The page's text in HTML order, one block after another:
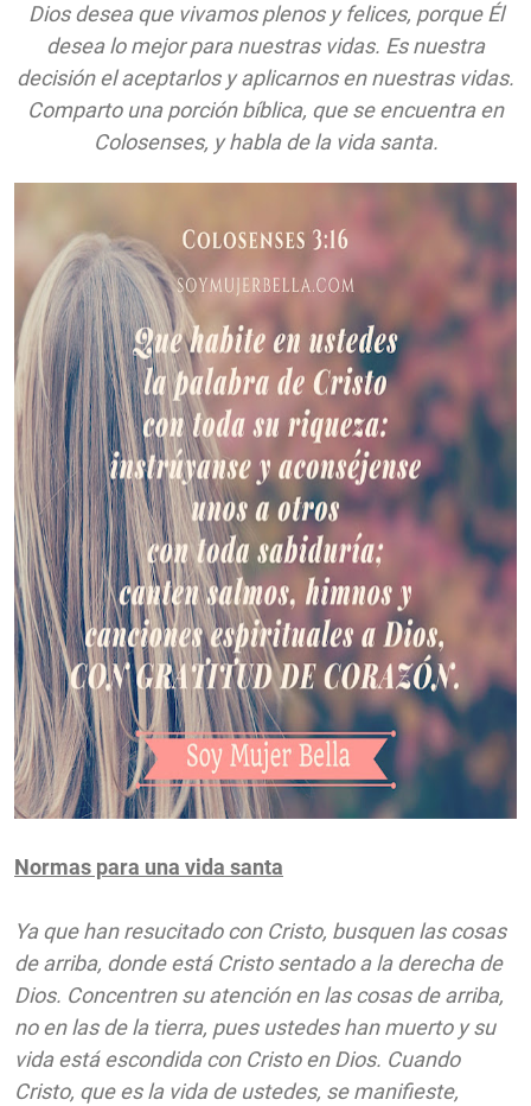
Dios desea que vivamos plenos y felices, porque Él
desea lo mejor para nuestras vidas. Es nuestra
decisión el aceptarlos y aplicarnos en nuestras vidas.
Comparto una porción bíblica, que se encuentra en
Colosenses, y habla de la vida santa.
Normas para una vida santa
Ya que han resucitado con Cristo, busquen las cosas
de arriba, donde está Cristo sentado a la derecha de
Dios. Concentren su atención en las cosas de arriba,
no en las de la tierra, pues ustedes han muerto y su
vida está escondida con Cristo en Dios. Cuando
Cristo, que es la vida de ustedes, se manifieste,